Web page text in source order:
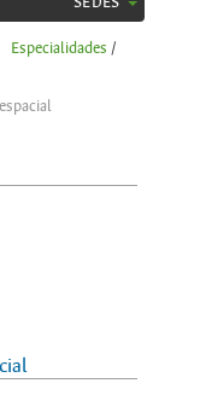
Especialidades /